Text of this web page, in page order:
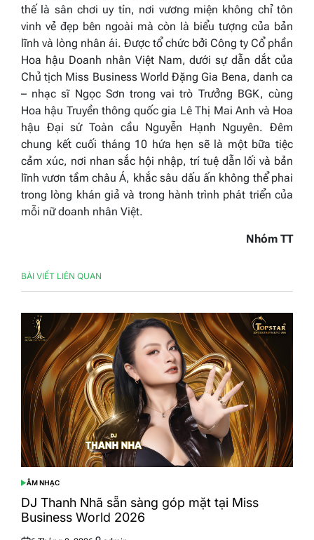
thế là sân chơi uy tín, nơi vương miện không chỉ tôn
vinh vẻ đẹp bên ngoài mà còn là biểu tượng của bản
lĩnh và lòng nhân ái. Được tổ chức bởi Công ty Cổ phần
Hoa hậu Doanh nhân Việt Nam, dưới sự dẫn dắt của
Chủ tịch Miss Business World Đặng Gia Bena, danh ca
– nhạc sĩ Ngọc Sơn trong vai trò Trưởng BGK, cùng
Hoa hậu Truyền thông quốc gia Lê Thị Mai Anh và Hoa
hậu Đại sứ Toàn cầu Nguyễn Hạnh Nguyên. Đêm
chung kết cuối tháng 10 hứa hẹn sẽ là một bữa tiệc
cảm xúc, nơi nhan sắc hội nhập, trí tuệ dẫn lối và bản
lĩnh vươn tầm châu Á, khắc sâu dấu ấn không thể phai
trong lòng khán giả và trong hành trình phát triển của
mỗi nữ doanh nhân Việt.
Nhóm TT
BÀI VIẾT LIÊN QUAN
POSTED
IN
ÂM NHẠC
DJ Thanh Nhã sẵn sàng góp mặt tại Miss
Business World 2026